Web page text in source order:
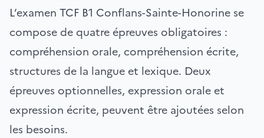
L’examen TCF B1 Conflans-Sainte-Honorine se
compose de quatre épreuves obligatoires :
compréhension orale, compréhension écrite,
structures de la langue et lexique. Deux
épreuves optionnelles, expression orale et
expression écrite, peuvent être ajoutées selon
les besoins.